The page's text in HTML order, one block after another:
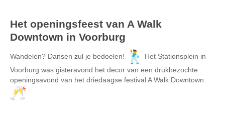
Het openingsfeest van A Walk
Downtown in Voorburg
Wandelen? Dansen zul je bedoelen!
Het Stationsplein in
Voorburg was gisteravond het decor van een drukbezochte
openingsavond van het driedaagse festival A Walk Downtown.